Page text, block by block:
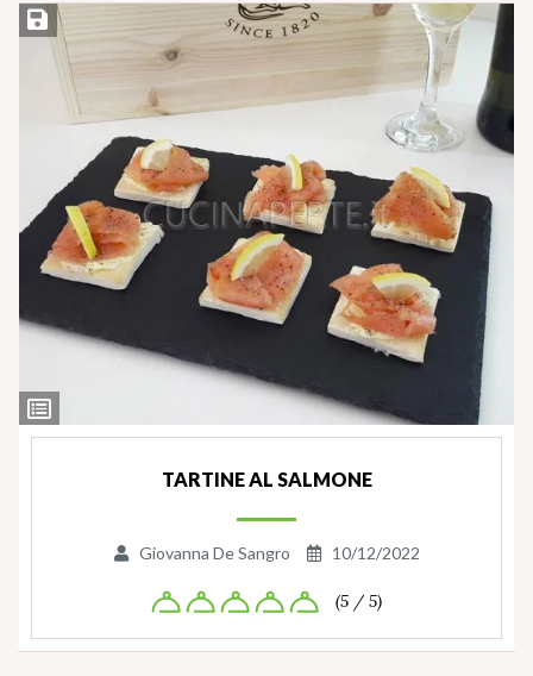
Ingredienti
Salva ricetta
TARTINE AL SALMONE
Giovanna De Sangro 10/12/2022
(5 / 5)